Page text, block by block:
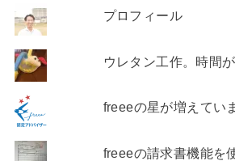
プロフィール
ウレタン工作。時間
freeeの星が増えてい
freeeの請求書機能を